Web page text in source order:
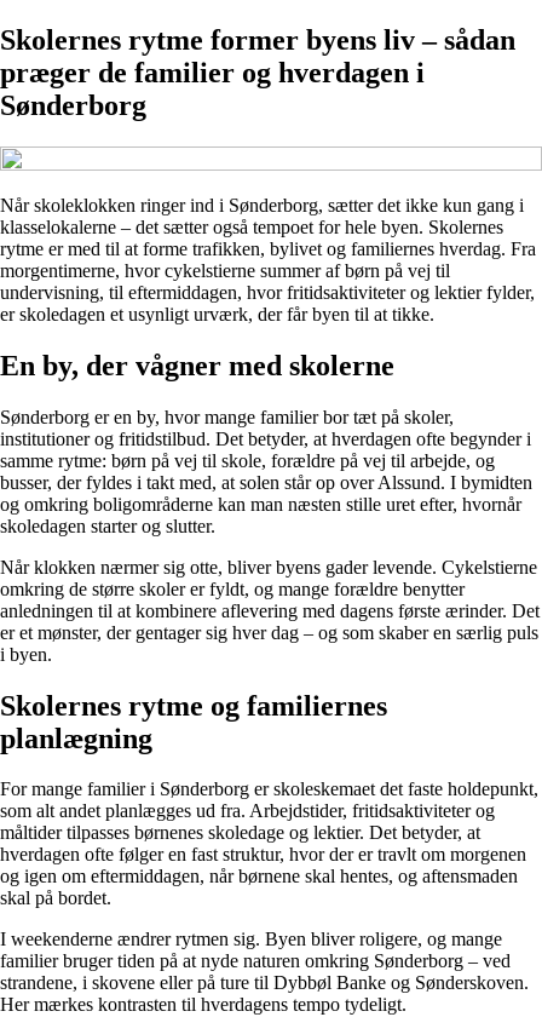
Skolernes rytme former byens liv – sådan
præger de familier og hverdagen i
Sønderborg
Når skoleklokken ringer ind i Sønderborg, sætter det ikke kun gang i
klasselokalerne – det sætter også tempoet for hele byen. Skolernes
rytme er med til at forme trafikken, bylivet og familiernes hverdag. Fra
morgentimerne, hvor cykelstierne summer af børn på vej til
undervisning, til eftermiddagen, hvor fritidsaktiviteter og lektier fylder,
er skoledagen et usynligt urværk, der får byen til at tikke.
En by, der vågner med skolerne
Sønderborg er en by, hvor mange familier bor tæt på skoler,
institutioner og fritidstilbud. Det betyder, at hverdagen ofte begynder i
samme rytme: børn på vej til skole, forældre på vej til arbejde, og
busser, der fyldes i takt med, at solen står op over Alssund. I bymidten
og omkring boligområderne kan man næsten stille uret efter, hvornår
skoledagen starter og slutter.
Når klokken nærmer sig otte, bliver byens gader levende. Cykelstierne
omkring de større skoler er fyldt, og mange forældre benytter
anledningen til at kombinere aflevering med dagens første ærinder. Det
er et mønster, der gentager sig hver dag – og som skaber en særlig puls
i byen.
Skolernes rytme og familiernes
planlægning
For mange familier i Sønderborg er skoleskemaet det faste holdepunkt,
som alt andet planlægges ud fra. Arbejdstider, fritidsaktiviteter og
måltider tilpasses børnenes skoledage og lektier. Det betyder, at
hverdagen ofte følger en fast struktur, hvor der er travlt om morgenen
og igen om eftermiddagen, når børnene skal hentes, og aftensmaden
skal på bordet.
I weekenderne ændrer rytmen sig. Byen bliver roligere, og mange
familier bruger tiden på at nyde naturen omkring Sønderborg – ved
strandene, i skovene eller på ture til Dybbøl Banke og Sønderskoven.
Her mærkes kontrasten til hverdagens tempo tydeligt.